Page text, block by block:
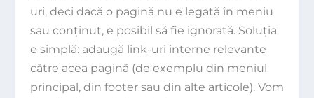
uri, deci dacă o pagină nu e legată în meniu
sau conținut, e posibil să fie ignorată. Soluția
e simplă: adaugă link-uri interne relevante
către acea pagină (de exemplu din meniul
principal, din footer sau din alte articole). Vom